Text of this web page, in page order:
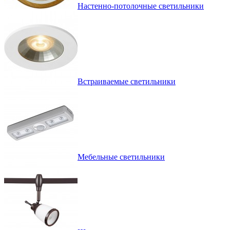
Настенно-потолочные светильники
Встраиваемые светильники
Мебельные светильники